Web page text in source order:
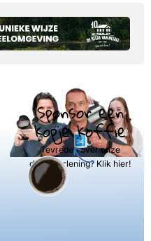
Sponsor een
kopje koffie
Tevreden over onze
dienstverlening? Klik hier!